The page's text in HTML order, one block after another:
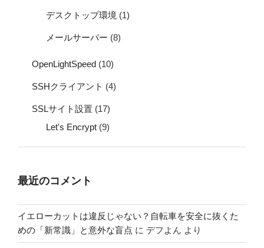
デスクトップ環境 (1)
メールサーバー (8)
OpenLightSpeed (10)
SSHクライアント (4)
SSLサイト設置 (17)
Let's Encrypt (9)
最近のコメント
イエローカットは違反じゃない？自転車を安全に抜くた
めの「新常識」と意外な盲点 に デフよん より